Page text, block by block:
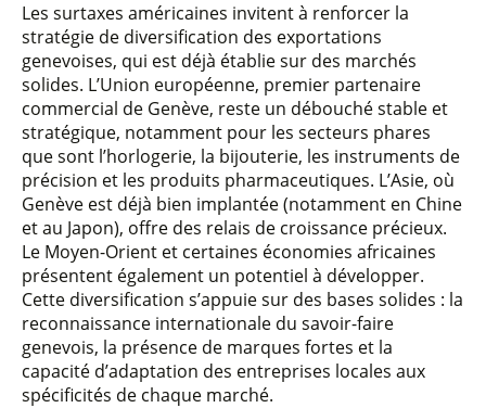
Les surtaxes américaines invitent à renforcer la
stratégie de diversification des exportations
genevoises, qui est déjà établie sur des marchés
solides. L’Union européenne, premier partenaire
commercial de Genève, reste un débouché stable et
stratégique, notamment pour les secteurs phares
que sont l’horlogerie, la bijouterie, les instruments de
précision et les produits pharmaceutiques. L’Asie, où
Genève est déjà bien implantée (notamment en Chine
et au Japon), offre des relais de croissance précieux.
Le Moyen-Orient et certaines économies africaines
présentent également un potentiel à développer.
Cette diversification s’appuie sur des bases solides : la
reconnaissance internationale du savoir-faire
genevois, la présence de marques fortes et la
capacité d’adaptation des entreprises locales aux
spécificités de chaque marché.